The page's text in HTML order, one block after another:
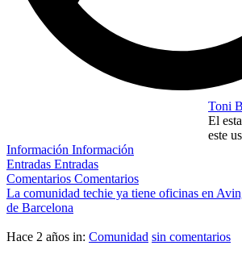
Toni
El
este
Información Información
Entradas Entradas
Comentarios Comentarios
La comunidad techie ya tiene oficinas en
de Barcelona
Hace 2 años in: Comunidad sin comentarios